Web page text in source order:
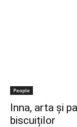
People
Inna, arta și
biscuiților